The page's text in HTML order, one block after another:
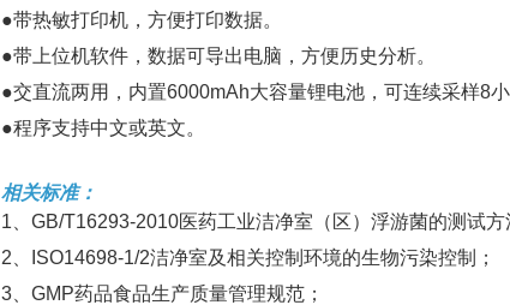
●带热敏打印机，方便打印数据。
●带上位机软件，数据可导出电脑，方便历史分析。
●交直流两用，内置6000mAh大容量锂电池，可连续采样8小
●程序支持中文或英文。
相关标准：
1、GB/T16293-2010医药工业洁净室（区）浮游菌的测试方
2、ISO14698-1/2洁净室及相关控制环境的生物污染控制；
3、GMP药品食品生产质量管理规范；